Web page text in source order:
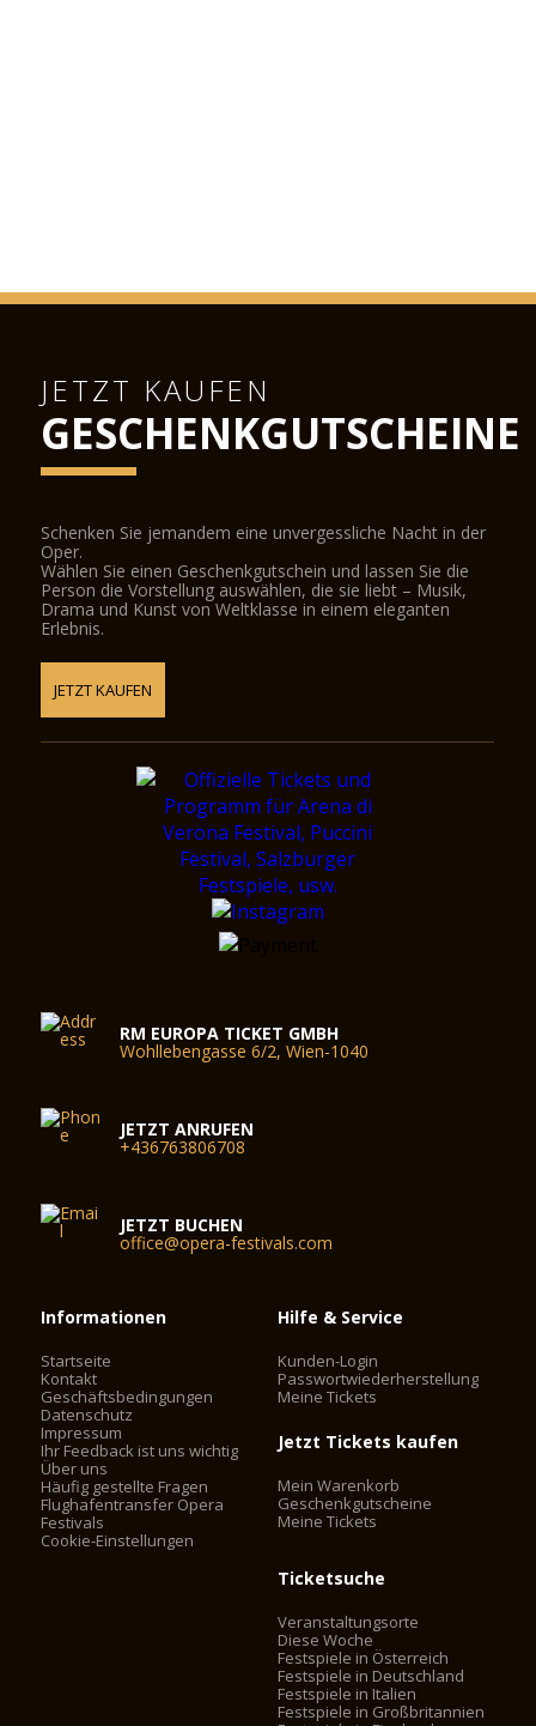
JETZT KAUFEN
GESCHENKGUTSCHEINE
Schenken Sie jemandem eine unvergessliche Nacht in der
Oper.
Wählen Sie einen Geschenkgutschein und lassen Sie die
Person die Vorstellung auswählen, die sie liebt – Musik,
Drama und Kunst von Weltklasse in einem eleganten
Erlebnis.
JETZT KAUFEN
RM EUROPA TICKET GMBH
Wohllebengasse 6/2, Wien-1040
JETZT ANRUFEN
+436763806708
JETZT BUCHEN
office@opera-festivals.com
Informationen
Startseite
Kontakt
Geschäftsbedingungen
Datenschutz
Impressum
Ihr Feedback ist uns wichtig
Über uns
Häufig gestellte Fragen
Flughafentransfer Opera
Festivals
Cookie-Einstellungen
Hilfe & Service
Kunden-Login
Passwortwiederherstellung
Meine Tickets
Jetzt Tickets kaufen
Mein Warenkorb
Geschenkgutscheine
Meine Tickets
Ticketsuche
Veranstaltungsorte
Diese Woche
Festspiele in Österreich
Festspiele in Deutschland
Festspiele in Italien
Festspiele in Großbritannien